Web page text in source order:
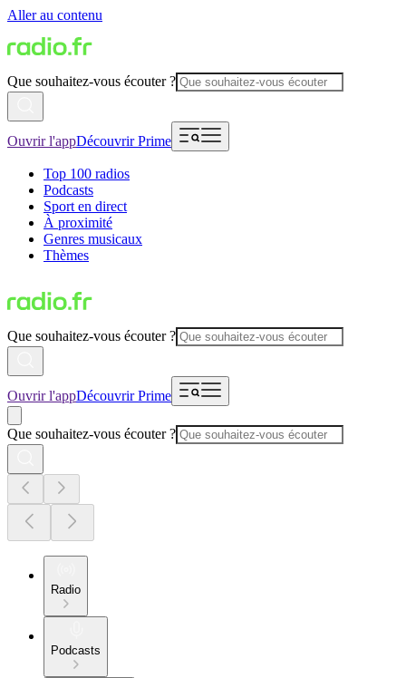
Aller au contenu
Que souhaitez-vous écouter ?
Ouvrir l'appDécouvrir Prime
Top 100 radios
Podcasts
Sport en direct
À proximité
Genres musicaux
Thèmes
Que souhaitez-vous écouter ?
Ouvrir l'appDécouvrir Prime
Que souhaitez-vous écouter ?
Radio
Podcasts